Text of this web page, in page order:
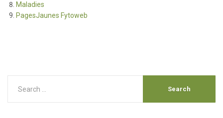
Maladies
PagesJaunes Fytoweb